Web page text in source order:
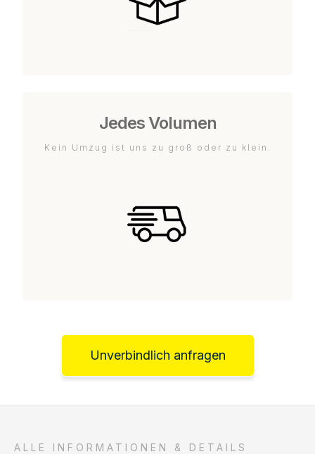
Jedes Volumen
Kein Umzug ist uns zu groß oder zu klein.
Unverbindlich anfragen
ALLE INFORMATIONEN & DETAILS